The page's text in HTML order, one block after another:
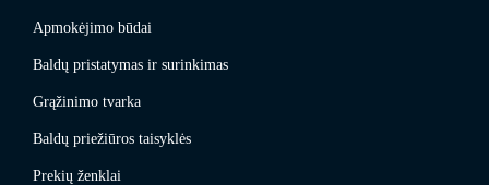
Apmokėjimo būdai
Baldų pristatymas ir surinkimas
Grąžinimo tvarka
Baldų priežiūros taisyklės
Prekių ženklai